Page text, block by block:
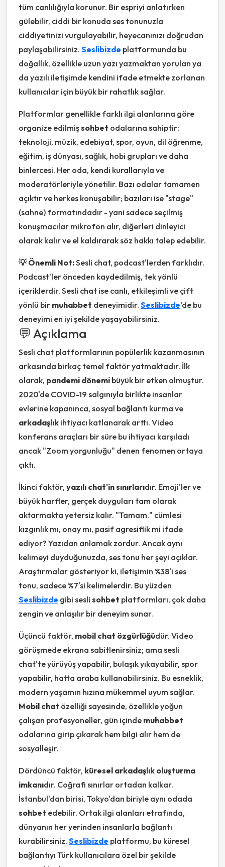
tüm canlılığıyla korunur. Bir espriyi anlatırken
gülebilir, ciddi bir konuda ses tonunuzla
ciddiyetinizi vurgulayabilir, heyecanınızı doğrudan
paylaşabilirsiniz. Seslibizde platformunda bu
doğallık, özellikle uzun yazı yazmaktan yorulan ya
da yazılı iletişimde kendini ifade etmekte zorlanan
kullanıcılar için büyük bir rahatlık sağlar.
Platformlar genellikle farklı ilgi alanlarına göre
organize edilmişsohbet odalarına sahiptir:
teknoloji, müzik, edebiyat, spor, oyun, dil öğrenme,
eğitim, iş dünyası, sağlık, hobi grupları ve daha
binlercesi. Her oda, kendi kurallarıyla ve
moderatörleriyle yönetilir. Bazı odalar tamamen
açıktır ve herkes konuşabilir; bazıları ise "stage"
(sahne) formatındadır - yani sadece seçilmiş
konuşmacılar mikrofon alır, diğerleri dinleyici
olarak kalır ve el kaldırarak söz hakkı talep edebilir.
💡 Önemli Not:Sesli chat, podcast'lerden farklıdır.
Podcast'ler önceden kaydedilmiş, tek yönlü
içeriklerdir. Sesli chat ise canlı, etkileşimli ve çift
yönlü bir muhabbet deneyimidir. Seslibizde'de bu
deneyimi en iyi şekilde yaşayabilirsiniz.
💬 Açıklama
Sesli chat platformlarının popülerlik kazanmasının
arkasında birkaç temel faktör yatmaktadır. İlk
olarak, pandemi dönemi büyük bir etken olmuştur.
2020'de COVID-19 salgınıyla birlikte insanlar
evlerine kapanınca, sosyal bağlantı kurma ve
arkadaşlık ihtiyacı katlanarak arttı. Video
konferans araçları bir süre bu ihtiyacı karşıladı
ancak "Zoom yorgunluğu" denen fenomen ortaya
çıktı.
İkinci faktör, yazılı chat'in sınırlarıdır. Emoji'ler ve
büyük harfler, gerçek duyguları tam olarak
aktarmakta yetersiz kalır. "Tamam." cümlesi
kızgınlık mı, onay mı, pasif agresiflik mi ifade
ediyor? Yazıdan anlamak zordur. Ancak aynı
kelimeyi duyduğunuzda, ses tonu her şeyi açıklar.
Araştırmalar gösteriyor ki, iletişimin %38'i ses
tonu, sadece %7'si kelimelerdir. Bu yüzden
Seslibizde gibi sesli sohbet platformları, çok daha
zengin ve anlaşılır bir deneyim sunar.
Üçüncü faktör, mobil chat özgürlüğüdür. Video
görüşmede ekrana sabitlenirsiniz; ama sesli
chat'te yürüyüş yapabilir, bulaşık yıkayabilir, spor
yapabilir, hatta araba kullanabilirsiniz. Bu esneklik,
modern yaşamın hızına mükemmel uyum sağlar.
Mobil chat özelliği sayesinde, özellikle yoğun
çalışan profesyoneller, gün içinde muhabbet
odalarına girip çıkarak hem bilgi alır hem de
sosyalleşir.
Dördüncü faktör, küresel arkadaşlık oluşturma
imkanıdır. Coğrafi sınırlar ortadan kalkar.
İstanbul'dan birisi, Tokyo'dan biriyle aynı odada
sohbet edebilir. Ortak ilgi alanları etrafında,
dünyanın her yerinden insanlarla bağlantı
kurabilirsiniz. Seslibizde platformu, bu küresel
bağlantıyı Türk kullanıcılara özel bir şekilde